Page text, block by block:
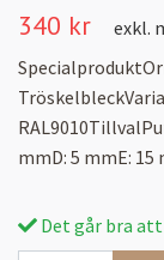
340 kr
exkl.
mmD: 5 mmE: 15
Det går bra